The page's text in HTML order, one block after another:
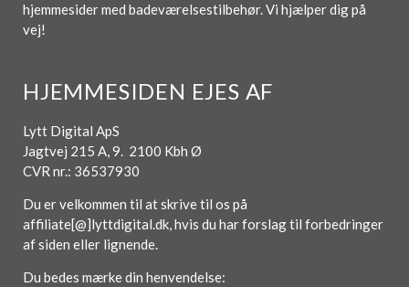
hjemmesider med badeværelsestilbehør. Vi hjælper dig på
vej!
HJEMMESIDEN EJES AF
Lytt Digital ApS
Jagtvej 215 A, 9. 2100 Kbh Ø
CVR nr.: 36537930
Du er velkommen til at skrive til os på
affiliate[@]lyttdigital.dk, hvis du har forslag til forbedringer
af siden eller lignende.
Du bedes mærke din henvendelse: